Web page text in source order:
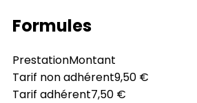
Formules
PrestationMontant
Tarif non adhérent9,50 €
Tarif adhérent7,50 €